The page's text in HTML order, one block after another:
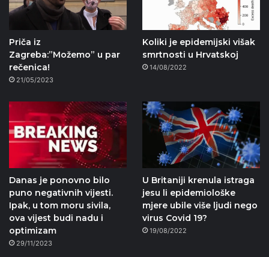
Priča iz
Zagreba:”Možemo” u par
rečenica!
21/05/2023
Koliki je epidemijski višak
smrtnosti u Hrvatskoj
14/08/2022
Danas je ponovno bilo
puno negativnih vijesti.
Ipak, u tom moru sivila,
ova vijest budi nadu i
optimizam
29/11/2023
U Britaniji krenula istraga
jesu li epidemiološke
mjere ubile više ljudi nego
virus Covid 19?
19/08/2022